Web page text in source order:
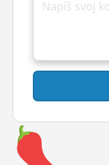
Napíš svoj